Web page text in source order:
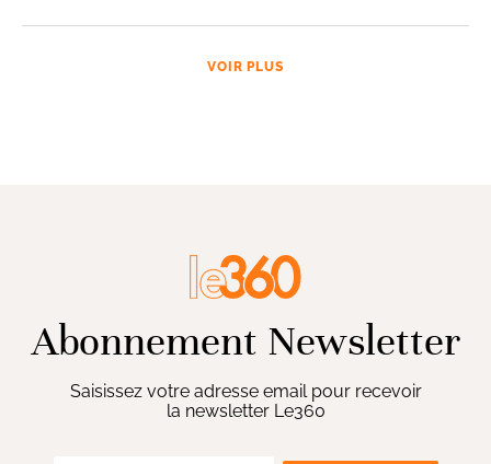
VOIR PLUS
Abonnement Newsletter
Saisissez votre adresse email pour recevoir
la newsletter Le360